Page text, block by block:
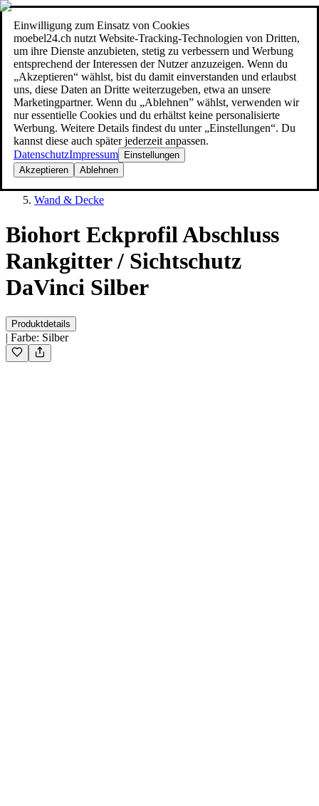
Einwilligung zum Einsatz von Cookies
moebel24.ch nutzt Website-Tracking-Technologien von Dritten,
um ihre Dienste anzubieten, stetig zu verbessern und Werbung
entsprechend der Interessen der Nutzer anzuzeigen. Wenn du
„Akzeptieren“ wählst, bist du damit einverstanden und erlaubst
uns, diese Daten an Dritte weiterzugeben, etwa an unsere
Marketingpartner. Wenn du „Ablehnen” wählst, verwenden wir
nur essentielle Cookies und du erhältst keine personalisierte
Werbung. Weitere Details findest du unter „Einstellungen“. Du
kannst diese auch später jederzeit anpassen.
DatenschutzImpressum
Einstellungen
Akzeptieren
Ablehnen
Suche
moebel dir den besten Preis!moebel dir den besten Preis!
Baumarkt
Wand & Decke
Biohort Eckprofil Abschluss
Rankgitter / Sichtschutz
DaVinci Silber
Produktdetails
| Farbe: Silber